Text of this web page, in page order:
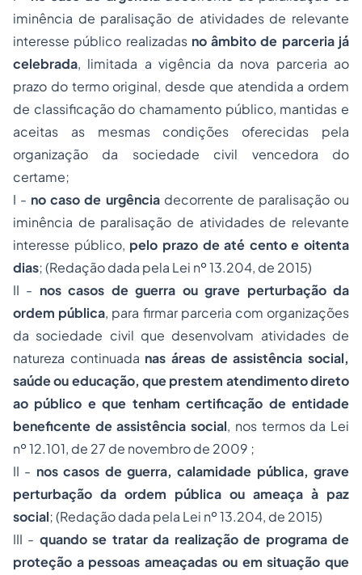
iminência de paralisação de atividades de relevante
interesse público realizadas no âmbito de parceria já
celebrada, limitada a vigência da nova parceria ao
prazo do termo original, desde que atendida a ordem
de classificação do chamamento público, mantidas e
aceitas as mesmas condições oferecidas pela
organização da sociedade civil vencedora do
certame;
I - no caso de urgênciadecorrente de paralisação ou
iminência de paralisação de atividades de relevante
interesse público, pelo prazo de até cento e oitenta
dias;(Redação dada pela Lei nº 13.204, de 2015)
II - nos casos de guerra ou grave perturbação da
ordem pública, para firmar parceria com organizações
da sociedade civil que desenvolvam atividades de
natureza continuada nas áreas de assistência social,
saúde ou educação, que prestem atendimento direto
ao público e que tenham certificação de entidade
beneficente de assistência social, nos termos da Lei
nº 12.101, de 27 de novembro de 2009 ;
II - nos casos de guerra, calamidade pública, grave
perturbação da ordem pública ou ameaça à paz
social;(Redação dada pela Lei nº 13.204, de 2015)
III - quando se tratar da realização de programa de
proteção a pessoas ameaçadas ou em situação que